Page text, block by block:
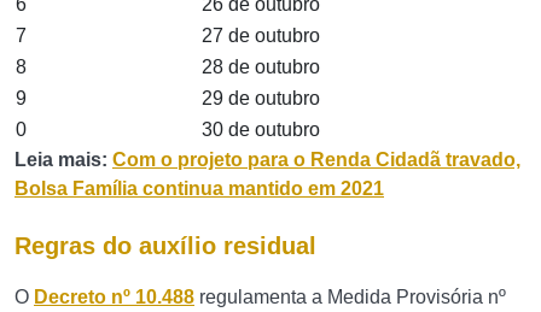
6
26 de outubro
7
27 de outubro
8
28 de outubro
9
29 de outubro
0
30 de outubro
Leia mais: Com o projeto para o Renda Cidadã travado,
Bolsa Família continua mantido em 2021
Regras do auxílio residual
O Decreto nº 10.488 regulamenta a Medida Provisória nº